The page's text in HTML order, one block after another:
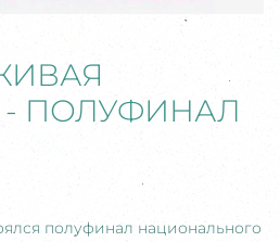
- ПОЛУФИНАЛ
полуфинал национального